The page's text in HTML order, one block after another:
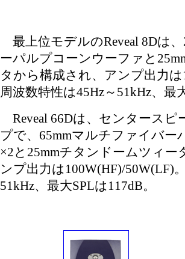
最上位モデルのReveal 8Dは
ーパルプコーンウーファと
タから構成され、アンプ出力
周波数特性は45Hz～51kHz、最
Reveal 66Dは、センタースピ
プで、65mmマルチファイバー
×2と25mmチタンドームツィ
ンプ出力は100W(HF)/50W(LF)
51kHz、最大SPLは117dB。